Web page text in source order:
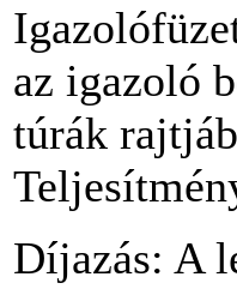
az igazoló
túrák
Díjazás: A